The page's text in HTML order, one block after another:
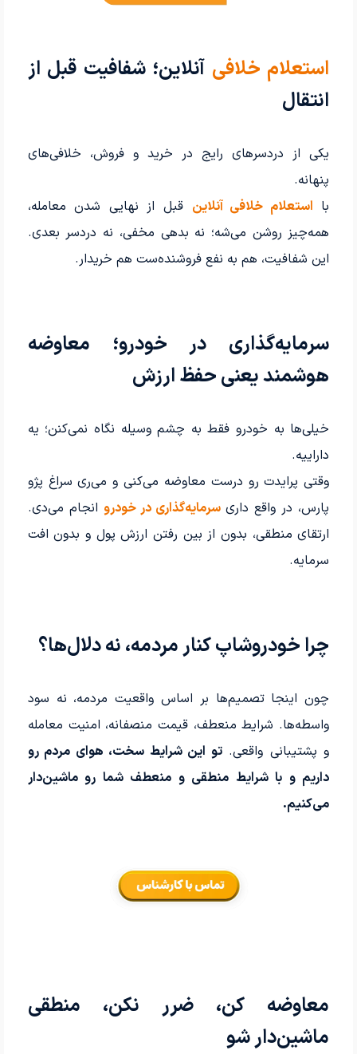
استعلام خلافی آنلاین؛ شفافیت قبل از
انتقال
یکی از دردسرهای رایج در خرید و فروش، خلافی‌های
پنهانه.
با استعلام خلافی آنلاین قبل از نهایی شدن معامله،
همه‌چیز روشن می‌شه؛ نه بدهی مخفی، نه دردسر بعدی.
این شفافیت، هم به نفع فروشنده‌ست هم خریدار.
سرمایه‌گذاری در خودرو؛ معاوضه
هوشمند یعنی حفظ ارزش
خیلی‌ها به خودرو فقط به چشم وسیله نگاه نمی‌کنن؛ یه
داراییه.
وقتی پرایدت رو درست معاوضه می‌کنی و می‌ری سراغ پژو
پارس، در واقع داریسرمایه‌گذاری در خودرو انجام می‌دی.
ارتقای منطقی، بدون از بین رفتن ارزش پول و بدون افت
سرمایه.
چرا خودروشاپ کنار مردمه، نه دلال‌ها؟
چون اینجا تصمیم‌ها بر اساس واقعیت مردمه، نه سود
واسطه‌ها. شرایط منعطف، قیمت منصفانه، امنیت معامله
و پشتیبانی واقعی.تو این شرایط سخت، هوای مردم رو
داریم و با شرایط منطقی و منعطف شما رو ماشین‌دار
می‌کنیم.
معاوضه کن، ضرر نکن، منطقی
ماشین‌دار شو